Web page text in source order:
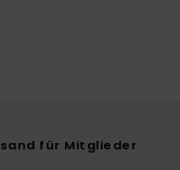
für Mitglieder